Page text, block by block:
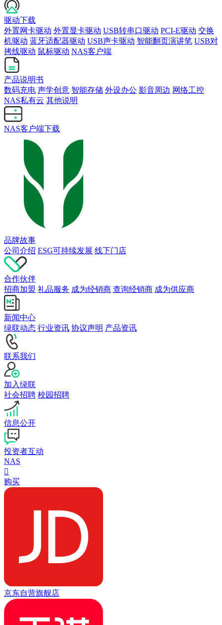
驱动下载
外置网卡驱动 外置显卡驱动 USB转串口驱动 PCI-E驱动 交换
机驱动 蓝牙适配器驱动 USB声卡驱动 智能翻页演讲笔 USB对
拷线驱动 鼠标驱动 NAS客户端
产品说明书
数码充电 声学创意 智能存储 外设办公 影音周边 网络工控
NAS私有云 其他说明
NAS客户端下载
品牌故事
公司介绍 ESG可持续发展 线下门店
合作伙伴
招商加盟 礼品服务 成为经销商 查询经销商 成为供应商
新闻中心
绿联动态 行业资讯 协议声明 产品资讯
联系我们
加入绿联
社会招聘 校园招聘
信息公开
投资者互动
NAS

购买
京东自营旗舰店